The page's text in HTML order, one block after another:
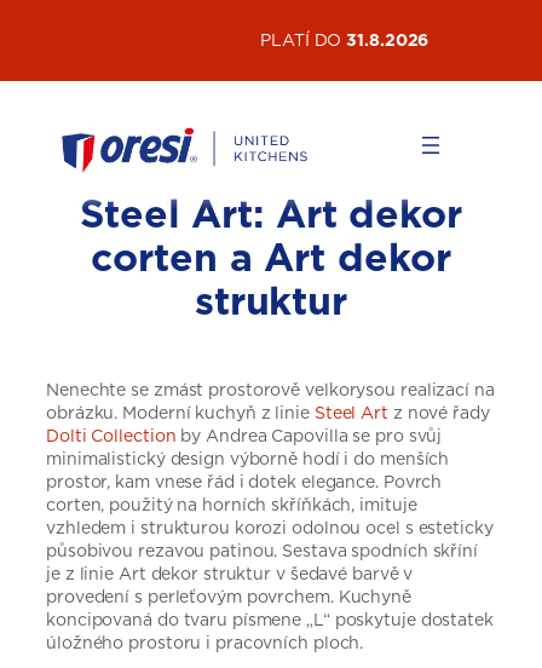
PLATÍ DO31.8.2026
Steel Art: Art dekor
corten a Art dekor
struktur
Nenechte se zmást prostorově velkorysou realizací na
obrázku. Moderní kuchyň z linie Steel Art z nové řady
Dolti Collection by Andrea Capovilla se pro svůj
minimalistický design výborně hodí i do menších
prostor, kam vnese řád i dotek elegance. Povrch
corten, použitý na horních skříňkách, imituje
vzhledem i strukturou korozi odolnou ocel s esteticky
působivou rezavou patinou. Sestava spodních skříní
je z linie Art dekor struktur v šedavé barvě v
provedení s perleťovým povrchem. Kuchyně
koncipovaná do tvaru písmene „L“ poskytuje dostatek
úložného prostoru i pracovních ploch.